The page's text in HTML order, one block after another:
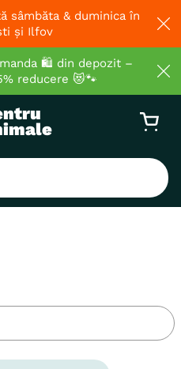
sâmbăta & duminica în
și Ilfov
🛍️ din depozit –
reducere 😻🐾